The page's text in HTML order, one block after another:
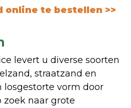
online te bestellen >>
levert u diverse soorten
straatzand en
losgestorte vorm door
zoek naar grote